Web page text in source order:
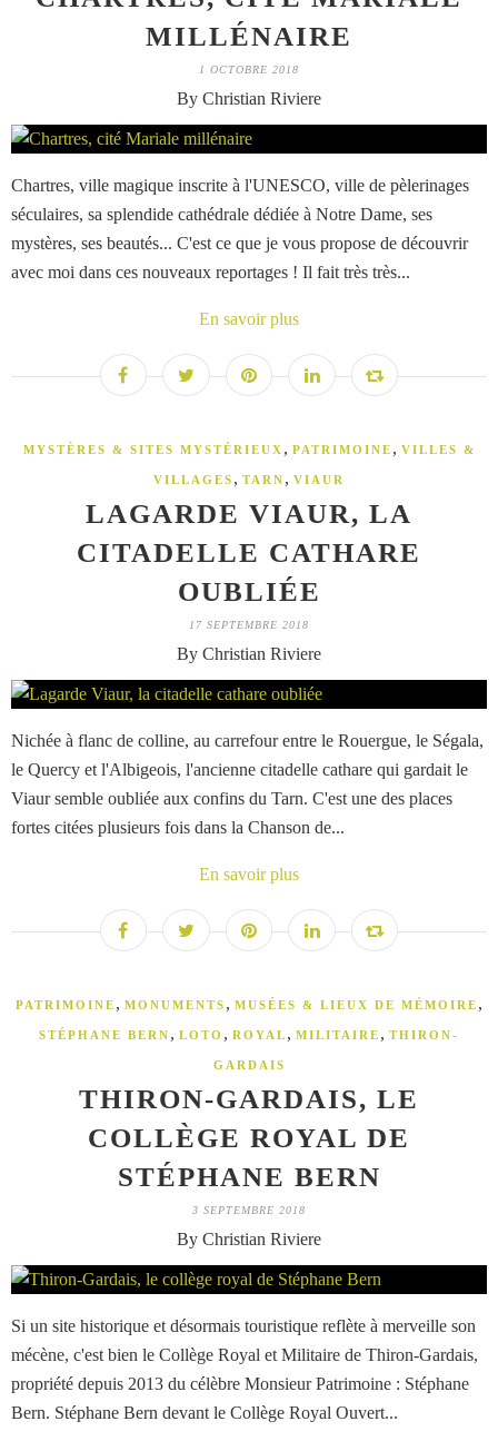
MILLÉNAIRE
1 OCTOBRE 2018
By Christian Riviere
Chartres, ville magique inscrite à l'UNESCO, ville de pèlerinages
séculaires, sa splendide cathédrale dédiée à Notre Dame, ses
mystères, ses beautés... C'est ce que je vous propose de découvrir
avec moi dans ces nouveaux reportages ! Il fait très très...
En savoir plus
MYSTÈRES & SITES MYSTÉRIEUX , PATRIMOINE , VILLES &
VILLAGES , TARN , VIAUR
LAGARDE VIAUR, LA
CITADELLE CATHARE
OUBLIÉE
17 SEPTEMBRE 2018
By Christian Riviere
Nichée à flanc de colline, au carrefour entre le Rouergue, le Ségala,
le Quercy et l'Albigeois, l'ancienne citadelle cathare qui gardait le
Viaur semble oubliée aux confins du Tarn. C'est une des places
fortes citées plusieurs fois dans la Chanson de...
En savoir plus
PATRIMOINE , MONUMENTS , MUSÉES & LIEUX DE MÉMOIRE ,
STÉPHANE BERN , LOTO , ROYAL , MILITAIRE , THIRON-
GARDAIS
THIRON-GARDAIS, LE
COLLÈGE ROYAL DE
STÉPHANE BERN
3 SEPTEMBRE 2018
By Christian Riviere
Si un site historique et désormais touristique reflète à merveille son
mécène, c'est bien le Collège Royal et Militaire de Thiron-Gardais,
propriété depuis 2013 du célèbre Monsieur Patrimoine : Stéphane
Bern. Stéphane Bern devant le Collège Royal Ouvert...